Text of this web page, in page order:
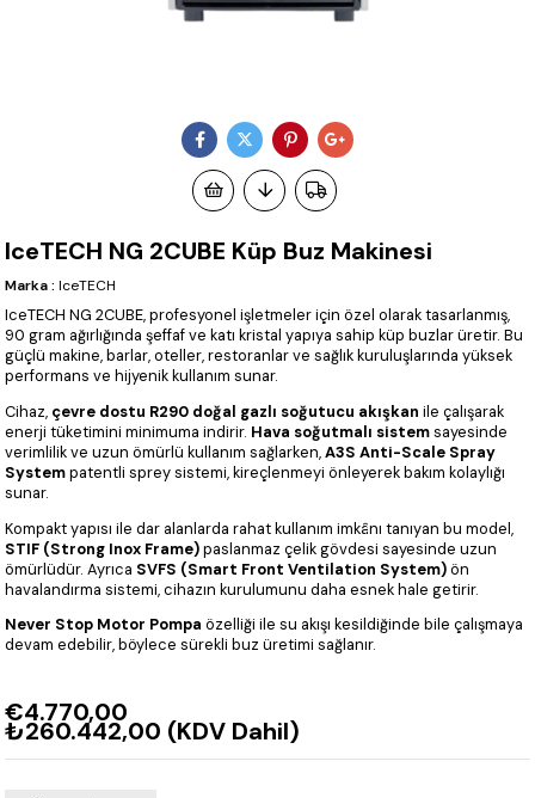
IceTECH NG 2CUBE Küp Buz Makinesi
Marka : IceTECH
IceTECH NG 2CUBE, profesyonel işletmeler için özel olarak tasarlanmış,
90 gram ağırlığında şeffaf ve katı kristal yapıya sahip küp buzlar üretir. Bu
güçlü makine, barlar, oteller, restoranlar ve sağlık kuruluşlarında yüksek
performans ve hijyenik kullanım sunar.
Cihaz, çevre dostu R290 doğal gazlı soğutucu akışkan ile çalışarak
enerji tüketimini minimuma indirir. Hava soğutmalı sistemsayesinde
verimlilik ve uzun ömürlü kullanım sağlarken,A3S Anti-Scale Spray
Systempatentli sprey sistemi, kireçlenmeyi önleyerek bakım kolaylığı
sunar.
Kompakt yapısı ile dar alanlarda rahat kullanım imkânı tanıyan bu model,
STIF (Strong Inox Frame)paslanmaz çelik gövdesi sayesinde uzun
ömürlüdür. Ayrıca SVFS (Smart Front Ventilation System)ön
havalandırma sistemi, cihazın kurulumunu daha esnek hale getirir.
Never Stop Motor Pompa özelliği ile su akışı kesildiğinde bile çalışmaya
devam edebilir, böylece sürekli buz üretimi sağlanır.
€4.770,00
₺260.442,00 (KDV Dahil)